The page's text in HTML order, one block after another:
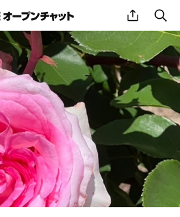
share